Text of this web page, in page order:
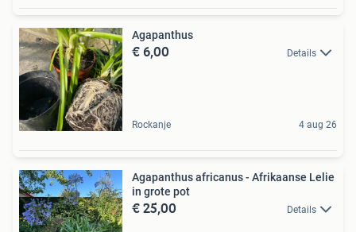
Agapanthus
€ 6,00 Details
Rockanje 4 aug 26
Agapanthus africanus - Afrikaanse Lelie
in grote pot
€ 25,00 Details